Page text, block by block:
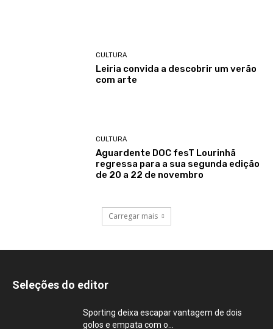
CULTURA
Leiria convida a descobrir um verão
com arte
CULTURA
Aguardente DOC fesT Lourinhã
regressa para a sua segunda edição
de 20 a 22 de novembro
Carregar mais
Seleções do editor
Sporting deixa escapar vantagem de dois
golos e empata com o...